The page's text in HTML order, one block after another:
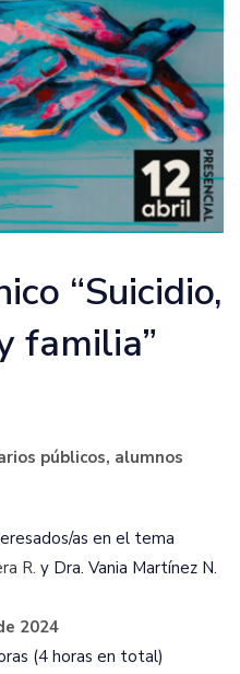
“Suicidio,
familia”
públicos, alumnos
as en el tema
R. y Dra. Vania Martínez N.
2024
(4 horas en total)